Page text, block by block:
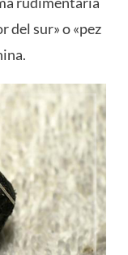
del sur» o «pez